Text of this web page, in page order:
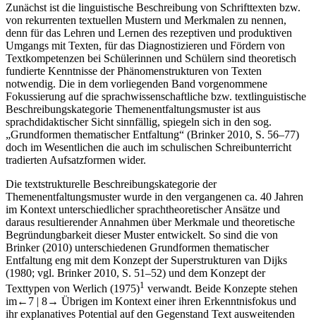
Zunächst ist die linguistische Beschreibung von Schrifttexten bzw.
von rekurrenten textuellen Mustern und Merkmalen zu nennen,
denn für das Lehren und Lernen des rezeptiven und produktiven
Umgangs mit Texten, für das Diagnostizieren und Fördern von
Textkompetenzen bei Schülerinnen und Schülern sind theoretisch
fundierte Kenntnisse der Phänomenstrukturen von Texten
notwendig. Die in dem vorliegenden Band vorgenommene
Fokussierung auf die sprachwissenschaftliche bzw. textlinguistische
Beschreibungskategorie Themenentfaltungsmusterist aus
sprachdidaktischer Sicht sinnfällig, spiegeln sich in den sog.
„Grundformen thematischer Entfaltung“ (Brinker 2010, S. 56–77)
doch im Wesentlichen die auch im schulischen Schreibunterricht
tradierten Aufsatzformen wider.
Die textstrukturelle Beschreibungskategorie der
Themenentfaltungsmusterwurde in den vergangenen ca. 40 Jahren
im Kontext unterschiedlicher sprachtheoretischer Ansätze und
daraus resultierender Annahmen über Merkmale und theoretische
Begründungbarkeit dieser Muster entwickelt. So sind die von
Brinker (2010) unterschiedenen Grundformen thematischer
Entfaltung eng mit dem Konzept der Superstrukturen van Dijks
(1980; vgl. Brinker 2010, S. 51–52) und dem Konzept der
Texttypen von Werlich (1975)1 verwandt. Beide Konzepte stehen
im←7 | 8→ Übrigen im Kontext einer ihren Erkenntnisfokus und
ihr explanatives Potential auf den Gegenstand Text ausweitenden